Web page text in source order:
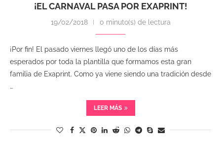
¡EL CARNAVAL PASA POR EXAPRINT!
19/02/2018 0 minuto(s) de lectura
¡Por fin! El pasado viernes llegó uno de los días más
esperados por toda la plantilla que formamos esta gran
familia de Exaprint. Como ya viene siendo una tradición desde
…
LEER MÁS